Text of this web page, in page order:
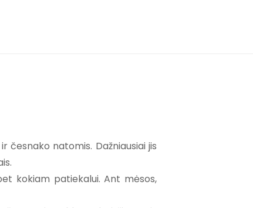
natomis. Dažniausiai jis
kokiam patiekalui. Ant mėsos,